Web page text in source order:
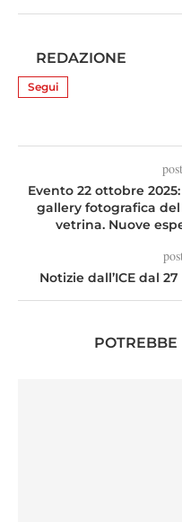
REDAZIONE
Segui
Evento 22 ottobre
gallery fotografica
vetrina. Nuove
Notizie dall’ICE dal
POTREBBE